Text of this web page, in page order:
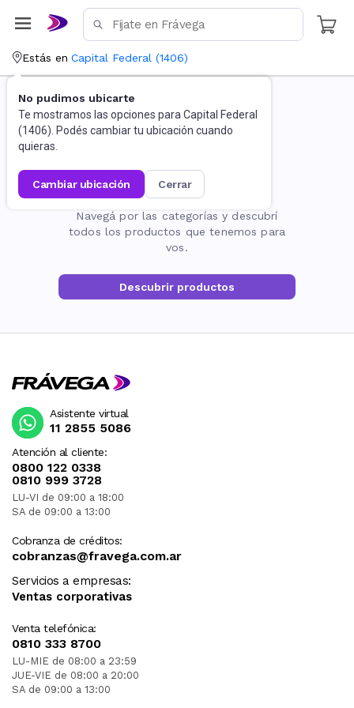
Estás en Capital Federal (1406)
No pudimos ubicarte
Te mostramos las opciones para Capital Federal
(1406). Podés cambiar tu ubicación cuando
quieras.
cambiar ubicación cerrar
La página no existe
Navegá por las categorías y descubrí
todos los productos que tenemos para
vos.
Descubrir productos
Atención al cliente:
0800 122 0338
0810 999 3728
LU-VI de 09:00 a 18:00
SA de 09:00 a 13:00
Cobranza de créditos:
cobranzas@fravega.com.ar
Servicios a empresas:
Ventas corporativas
Venta telefónica:
0810 333 8700
LU-MIE de 08:00 a 23:59
JUE-VIE de 08:00 a 20:00
SA de 09:00 a 13:00
Asistente virtual
11 2855 5086